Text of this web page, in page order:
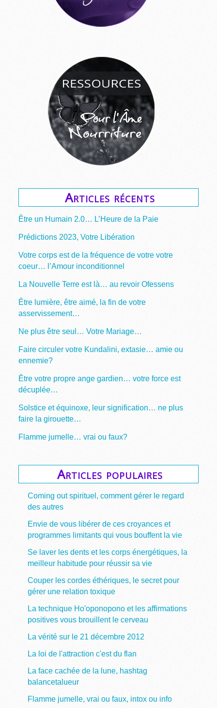
Articles récents
Être un Humain 2.0… L’Heure de la Paie
Prédictions 2023, Votre Libération
Votre corps est de la fréquence de votre votre
coeur… l’Amour inconditionnel
La Nouvelle Terre est là… au revoir Ofessens
Être lumière, être aimé, la fin de votre
asservissement…
Ne plus être seul… Votre Mariage…
Faire circuler votre Kundalini, extasie… amie ou
ennemie?
Être votre propre ange gardien… votre force est
décuplée…
Solstice et équinoxe, leur signification… ne plus
faire la girouette…
Flamme jumelle… vrai ou faux?
Articles populaires
Coming out spirituel, comment gérer le regard
des autres
Envie de vous libérer de ces croyances et
programmes limitants qui vous bouffent la vie
Se laver les dents et les corps énergétiques, la
meilleur habitude pour réussir sa vie
Couper les cordes éthériques, le secret pour
gérer une relation toxique
La technique Ho'oponopono et les affirmations
positives vous brouillent le cerveau
La vérité sur le 21 décembre 2012
La loi de l'attraction c'est du flan
La face cachée de la lune, hashtag
balancetalueur
Flamme jumelle, vrai ou faux, intox ou info